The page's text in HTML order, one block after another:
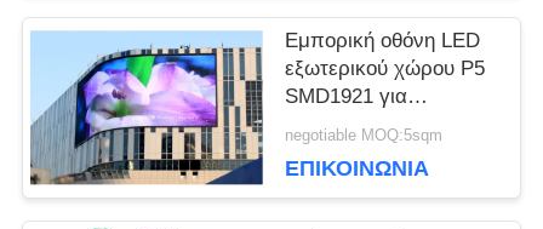
ΠΡΟΣΦΟΡΆ
VR
ΧΆΡΤΗΣ
Εμπορική οθόνη LED
εξωτερικού χώρου P5
SMD1921 για
διαφήμιση, κάρτες
negotiable MOQ:5sqm
ΕΠΙΚΟΙΝΩΝΊΑ